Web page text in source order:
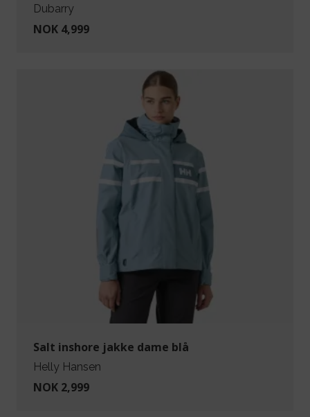
Dubarry
NOK 4,999
Salt inshore jakke dame blå
Helly Hansen
NOK 2,999